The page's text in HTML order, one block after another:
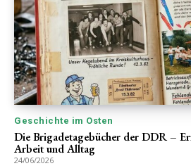
Geschichte im Osten
Die Brigadetagebücher der DDR –
Arbeit und Alltag
24/06/2026